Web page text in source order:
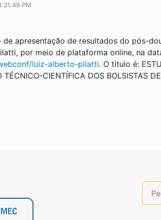
PM
de apresentação de resultados do pós-
por meio de plataforma online, na
luiz-alberto-pilatti. O título é:
CIENTÍFICA DOS BOLSISTAS